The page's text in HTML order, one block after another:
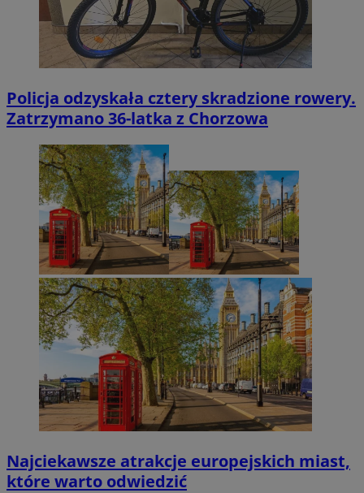
Policja odzyskała cztery skradzione rowery.
Zatrzymano 36-latka z Chorzowa
Najciekawsze atrakcje europejskich miast,
które warto odwiedzić